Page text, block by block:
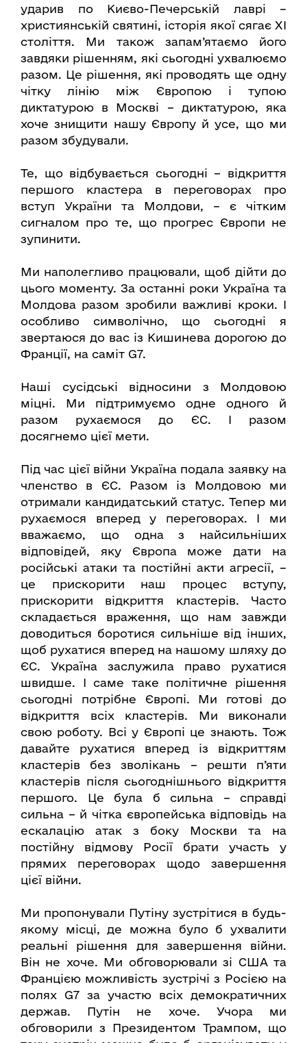
ударив по Києво-Печерській лаврі –
християнській святині, історія якої сягає XI
століття. Ми також запам’ятаємо його
завдяки рішенням, які сьогодні ухвалюємо
разом. Це рішення, які проводять ще одну
чітку лінію між Європою і тупою
диктатурою в Москві – диктатурою, яка
хоче знищити нашу Європу й усе, що ми
разом збудували.
Те, що відбувається сьогодні – відкриття
першого кластера в переговорах про
вступ України та Молдови, – є чітким
сигналом про те, що прогрес Європи не
зупинити.
Ми наполегливо працювали, щоб дійти до
цього моменту. За останні роки Україна та
Молдова разом зробили важливі кроки. І
особливо символічно, що сьогодні я
звертаюся до вас із Кишинева дорогою до
Франції, на саміт G7.
Наші сусідські відносини з Молдовою
міцні. Ми підтримуємо одне одного й
разом рухаємося до ЄС. І разом
досягнемо цієї мети.
Під час цієї війни Україна подала заявку на
членство в ЄС. Разом із Молдовою ми
отримали кандидатський статус. Тепер ми
рухаємося вперед у переговорах. І ми
вважаємо, що одна з найсильніших
відповідей, яку Європа може дати на
російські атаки та постійні акти агресії, –
це прискорити наш процес вступу,
прискорити відкриття кластерів. Часто
складається враження, що нам завжди
доводиться боротися сильніше від інших,
щоб рухатися вперед на нашому шляху до
ЄС. Україна заслужила право рухатися
швидше. І саме таке політичне рішення
сьогодні потрібне Європі. Ми готові до
відкриття всіх кластерів. Ми виконали
свою роботу. Всі у Європі це знають. Тож
давайте рухатися вперед із відкриттям
кластерів без зволікань – решти п’яти
кластерів після сьогоднішнього відкриття
першого. Це була б сильна – справді
сильна – й чітка європейська відповідь на
ескалацію атак з боку Москви та на
постійну відмову Росії брати участь у
прямих переговорах щодо завершення
цієї війни.
Ми пропонували Путіну зустрітися в будь-
якому місці, де можна було б ухвалити
реальні рішення для завершення війни.
Він не хоче. Ми обговорювали зі США та
Францією можливість зустрічі з Росією на
полях G7 за участю всіх демократичних
держав. Путін не хоче. Учора ми
обговорили з Президентом Трампом, що